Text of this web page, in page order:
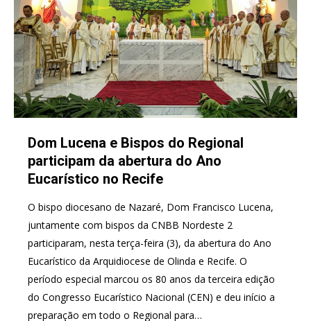
Dom Lucena e Bispos do Regional
participam da abertura do Ano
Eucarístico no Recife
O bispo diocesano de Nazaré, Dom Francisco Lucena,
juntamente com bispos da CNBB Nordeste 2
participaram, nesta terça-feira (3), da abertura do Ano
Eucarístico da Arquidiocese de Olinda e Recife. O
período especial marcou os 80 anos da terceira edição
do Congresso Eucarístico Nacional (CEN) e deu início a
preparação em todo o Regional para…